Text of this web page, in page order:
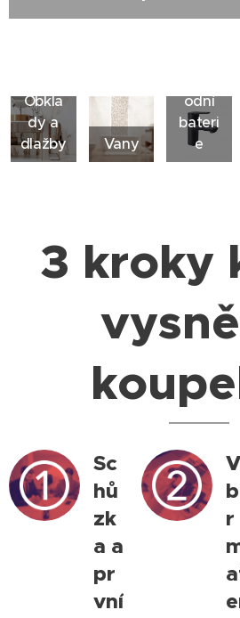
Obkla
dy a
dlažby
Vany
odní
bateri
e
3 kroky
Sc
hů
zk
a a
pr
vní
r